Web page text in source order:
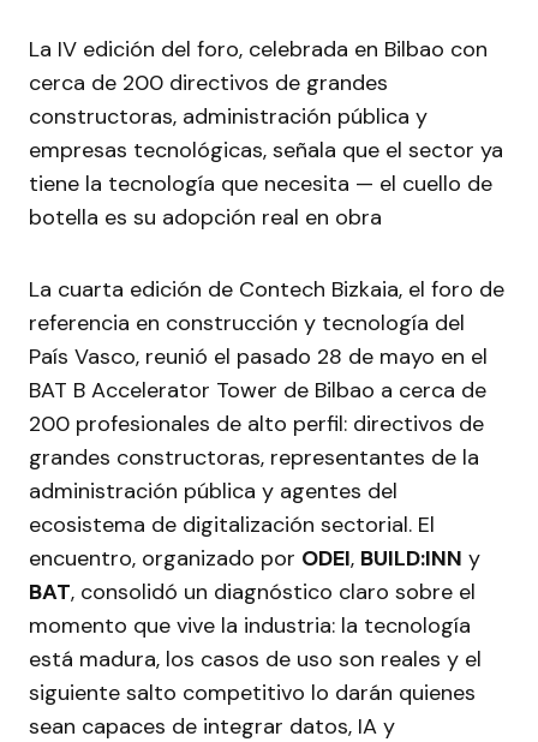
La IV edición del foro, celebrada en Bilbao con
cerca de 200 directivos de grandes
constructoras, administración pública y
empresas tecnológicas, señala que el sector ya
tiene la tecnología que necesita — el cuello de
botella es su adopción real en obra
La cuarta edición de Contech Bizkaia, el foro de
referencia en construcción y tecnología del
País Vasco, reunió el pasado 28 de mayo en el
BAT B Accelerator Tower de Bilbao a cerca de
200 profesionales de alto perfil: directivos de
grandes constructoras, representantes de la
administración pública y agentes del
ecosistema de digitalización sectorial. El
encuentro, organizado por ODEI, BUILD:INN y
BAT, consolidó un diagnóstico claro sobre el
momento que vive la industria: la tecnología
está madura, los casos de uso son reales y el
siguiente salto competitivo lo darán quienes
sean capaces de integrar datos, IA y